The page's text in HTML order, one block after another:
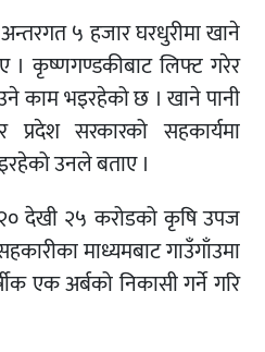
५ हजार घरधुरीमा खाने
। कृष्णगण्डकीबाट लिफ्ट गरेर
काम भइरहेको छ । खाने पानी
सरकारको सहकार्यमा
उनले बताए ।
देखी २५ करोडको कृषि उपज
माध्यमबाट गाउँगाँउमा
एक अर्बको निकासी गर्ने गरि